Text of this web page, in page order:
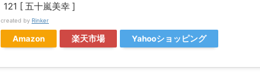
121 [ 五十嵐美幸 ]
created by Rinker
Amazon 楽天市場 Yahooショッピング